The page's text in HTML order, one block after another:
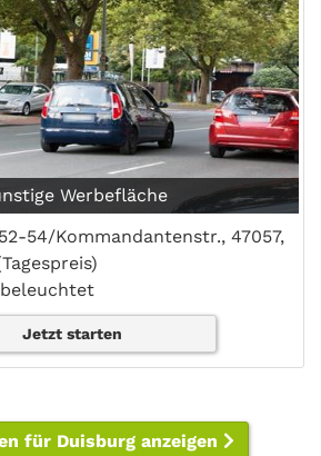
Werbefläche
54/Kommandantenstr., 47057,
Jetzt starten
für Duisburg anzeigen